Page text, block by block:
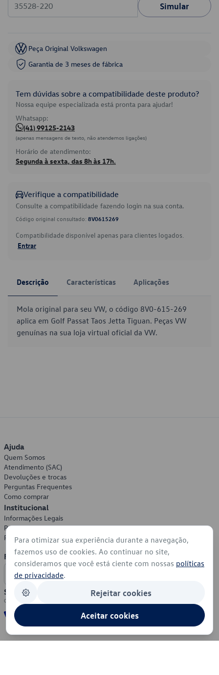
Simular
Peça Original Volkswagen
Garantia de 3 meses de fábrica
Tem dúvidas sobre a compatibilidade deste produto?
Nossa equipe especializada está pronta para ajudar!
Whatsapp:
(41) 99125-2143
(apenas mensagens de texto, não atendemos ligações)
Horário de atendimento:
Segunda à sexta, das 8h às 17h.
Verifique a compatibilidade
Consulte a compatibilidade fazendo login na sua conta.
Código original consultado: 8V0615269
Compatibilidade disponível apenas para clientes logados.
Entrar
Descrição Características Aplicações
Mola original para seu VW, o código 8V0-615-269
aplica em Golf Passat Taos Jetta Tiguan. Peças VW
genuínas na sua loja virtual oficial da VW.
Ajuda
Quem Somos
Atendimento (SAC)
Devoluções e trocas
Perguntas Frequentes
Como comprar
Institucional
Informações Legais
Política de Privacidade
Política de Cookies
Formas de Pagamento
Segurança
Para otimizar sua experiência durante a navegação,
fazemos uso de cookies. Ao continuar no site,
consideramos que você está ciente com nossas políticas
de privacidade.
Rejeitar cookies
Aceitar cookies